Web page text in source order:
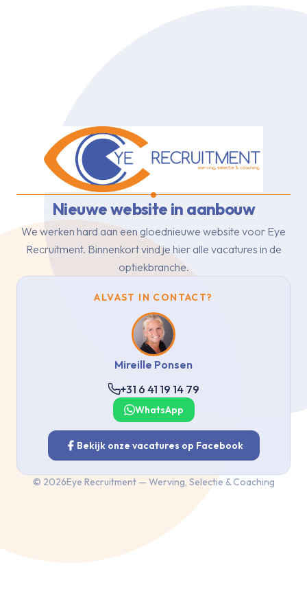
Nieuwe website in aanbouw
We werken hard aan een gloednieuwe website voor Eye
Recruitment. Binnenkort vind je hier alle vacatures in de
optiekbranche.
ALVAST IN CONTACT?
Mireille Ponsen
+31 6 41 19 14 79
WhatsApp
Bekijk onze vacatures op Facebook
© 2026Eye Recruitment — Werving, Selectie & Coaching